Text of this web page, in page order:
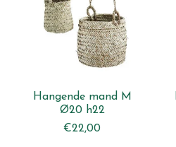
Hangende mand M
Ø20 h22
€22,00